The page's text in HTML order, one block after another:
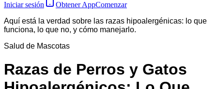
Iniciar sesión Obtener AppComenzar
Aquí está la verdad sobre las razas hipoalergénicas: lo que
funciona, lo que no, y cómo manejarlo.
Salud de Mascotas
Razas de Perros y Gatos